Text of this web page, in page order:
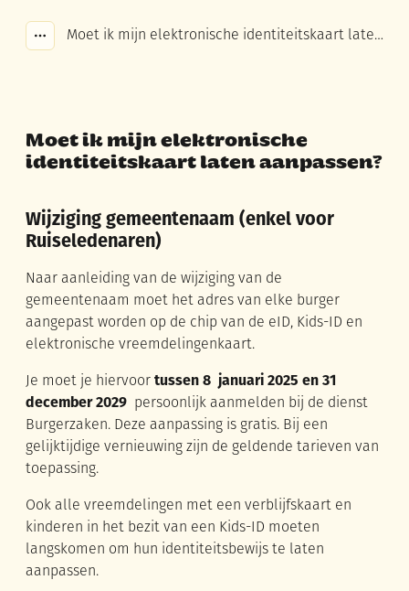
Toon alle broodkruimel items
Moet ik mijn elektronische identiteitskaart laten aanpassen?
Moet ik mijn elektronische
identiteitskaart laten aanpassen?
Wijziging gemeentenaam (enkel voor
Ruiseledenaren)
Naar aanleiding van de wijziging van de
gemeentenaam moet het adres van elke burger
aangepast worden op de chip van de eID, Kids-ID en
elektronische vreemdelingenkaart.
Je moet je hiervoor tussen 8 januari 2025 en 31
december 2029 persoonlijk aanmelden bij de dienst
Burgerzaken. Deze aanpassing is gratis. Bij een
gelijktijdige vernieuwing zijn de geldende tarieven van
toepassing.
Ook alle vreemdelingen met een verblijfskaart en
kinderen in het bezit van een Kids-ID moeten
langskomen om hun identiteitsbewijs te laten
aanpassen.